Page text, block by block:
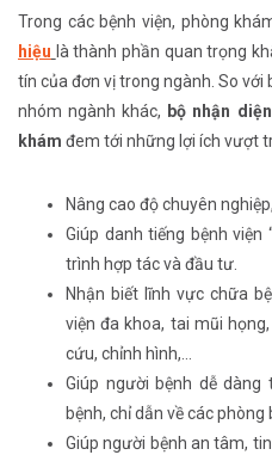
Trong các bệnh viện, phòng
hiệu là thành phần quan trọng
tín của đơn vị trong ngành. So
nhóm ngành khác, bộ nhận
khám đem tới những lợi ích vượt
Nâng cao độ chuyên
Giúp danh tiếng bệnh viện
trình hợp tác và đầu tư.
Nhận biết lĩnh vực chữa
viện đa khoa, tai mũi
cứu, chỉnh hình,…
Giúp người bệnh dễ
bệnh, chỉ dẫn về các phòng
Giúp người bệnh an tâm,